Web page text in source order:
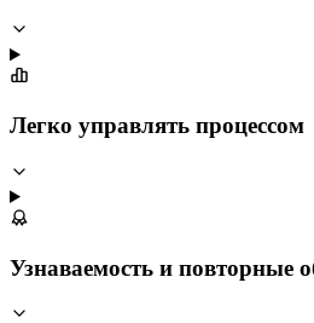
Легко управлять процессом
Узнаваемость и повторные